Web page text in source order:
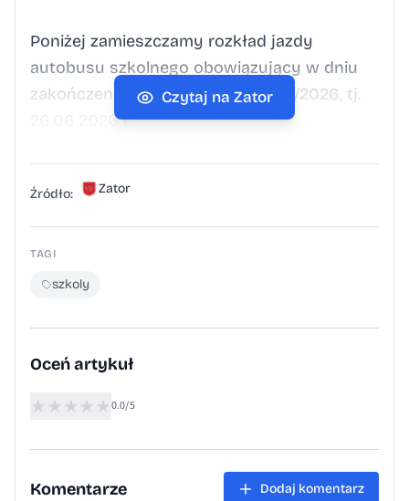
Poniżej zamieszczamy rozkład jazdy
autobusu szkolnego obowiązujący w dniu
zakończenia roku szkolnego 2025/2026, tj.
26.06.2026 r.
Czytaj na Zator
Źródło: Zator
TAGI
szkoly
Oceń artykuł
★ ★ ★★ ★0.0/5
Komentarze Dodaj komentarz